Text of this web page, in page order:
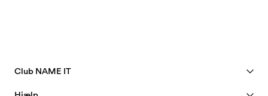
Club NAME IT